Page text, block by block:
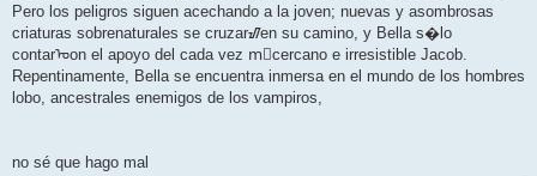
Pero los peligros siguen acechando a la joven; nuevas y asombrosas
criaturas sobrenaturales se cruzarᮠen su camino, y Bella s�lo
contarᠣon el apoyo del cada vez m᳠cercano e irresistible Jacob.
Repentinamente, Bella se encuentra inmersa en el mundo de los hombres
lobo, ancestrales enemigos de los vampiros,
no sé que hago mal